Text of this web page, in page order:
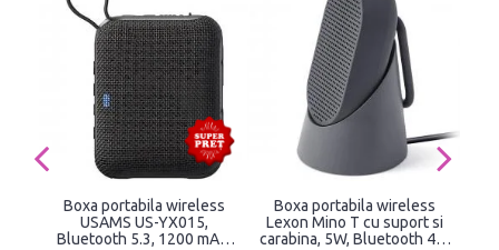
Boxa portabila wireless
USAMS US-YX015,
Bluetooth 5.3, 1200 mAh,
Boxa portabila wireless
Lexon Mino T cu suport si
carabina, 5W, Bluetooth 4.2,